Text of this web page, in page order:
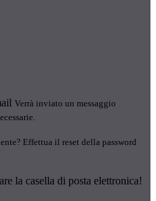
Verrà inviato un messaggio
Effettua il reset della password
la casella di posta elettronica!